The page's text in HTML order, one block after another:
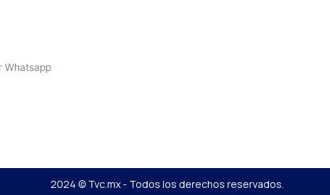
Whatsapp
2024 © Tvc.mx - Todos los derechos reservados.